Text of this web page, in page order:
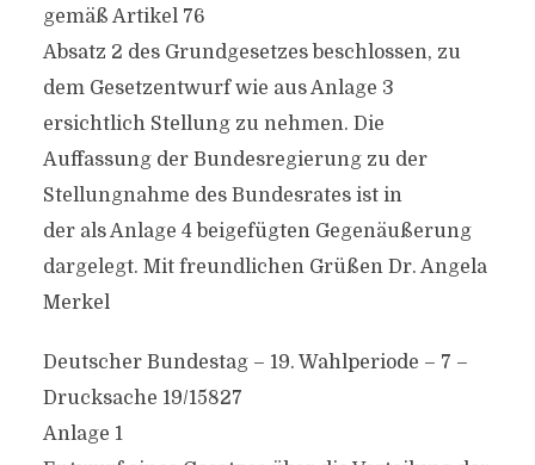
gemäß Artikel 76
Absatz 2 des Grundgesetzes beschlossen, zu
dem Gesetzentwurf wie aus Anlage 3
ersichtlich Stellung zu nehmen. Die
Auffassung der Bundesregierung zu der
Stellungnahme des Bundesrates ist in
der als Anlage 4 beigefügten Gegenäußerung
dargelegt. Mit freundlichen Grüßen Dr. Angela
Merkel
Deutscher Bundestag – 19. Wahlperiode – 7 –
Drucksache 19/15827
Anlage 1